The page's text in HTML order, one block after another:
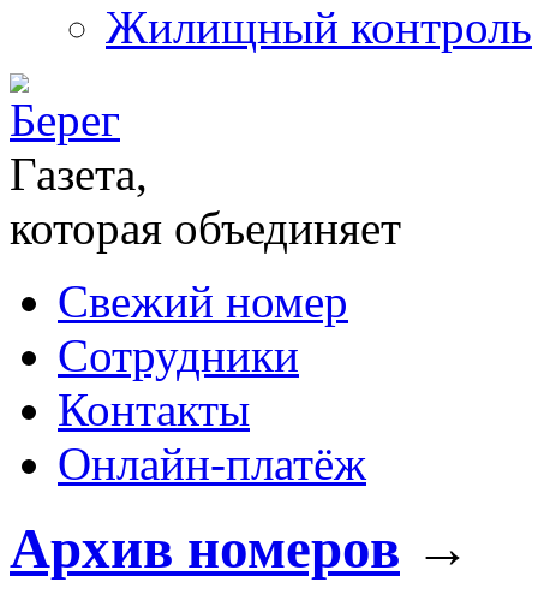
Жилищный контроль
Газета,
которая объединяет
Свежий номер
Сотрудники
Контакты
Онлайн-платёж
Архив номеров →